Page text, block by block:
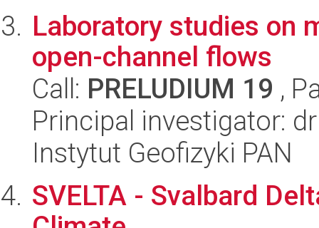
Laboratory studies on
open-channel flows
Call: PRELUDIUM 19 ,
Principal investigator:
Instytut Geofizyki PAN
SVELTA - Svalbard